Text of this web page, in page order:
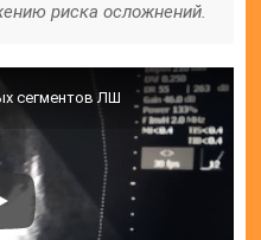
риска осложнений.
сегментов ЛШ